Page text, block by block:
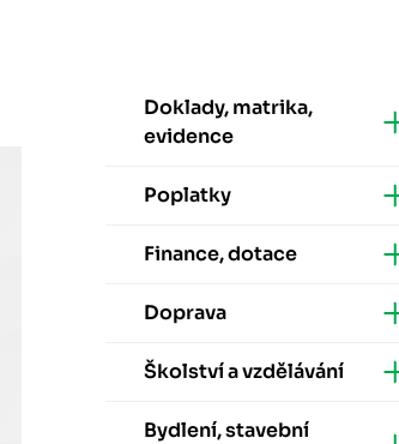
Doklady, matrika,
evidence
Poplatky
Finance, dotace
Doprava
Školství a vzdělávání
Bydlení, stavební